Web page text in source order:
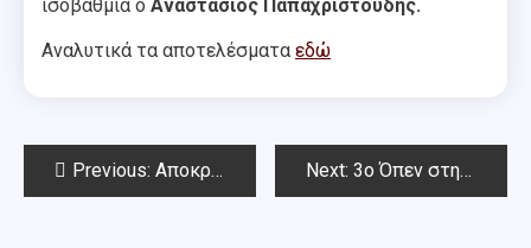
ισοβαθμία ο Αναστάσιος Παπαχριστούδης.
Αναλυτικά τα αποτελέσματα εδώ
PostPrevious: Αποκριά με σκάκι Next: 3ο Όπεν στη μνήμη Θωμά Γεωργίου